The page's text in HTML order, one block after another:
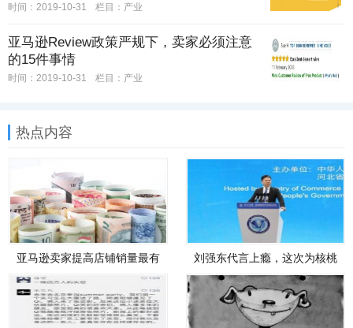
时间：2019-10-31 栏目： 产业
亚马逊Review政策严规下，卖家必须注意
的15件事情
时间：2019-10-31 栏目： 产业
热点内容
亚马逊卖家提高店铺销量最有
刘强东代言上瘾，这次为核桃